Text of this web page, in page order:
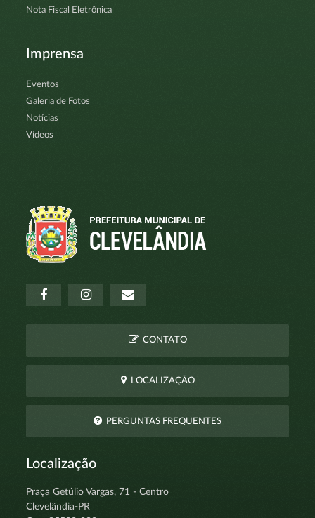
Nota Fiscal Eletrônica
Imprensa
Eventos
Galeria de Fotos
Notícias
Vídeos
CONTATO
LOCALIZAÇÃO
PERGUNTAS FREQUENTES
Localização
Praça Getúlio Vargas, 71 - Centro
Clevelândia-PR